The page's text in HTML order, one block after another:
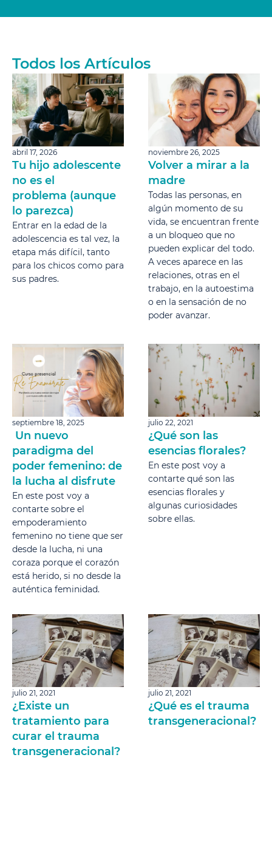
Todos los Artículos
abril 17, 2026
Tu hijo adolescente
no es el
problema (aunque
lo parezca)
Entrar en la edad de la
adolescencia es tal vez, la
etapa más difícil, tanto
para los chicos como para
sus padres.
noviembre 26, 2025
Volver a mirar a la
madre
Todas las personas, en
algún momento de su
vida, se encuentran frente
a un bloqueo que no
pueden explicar del todo.
A veces aparece en las
relaciones, otras en el
trabajo, en la autoestima
o en la sensación de no
poder avanzar.
septiembre 18, 2025
Un nuevo
paradigma del
poder femenino: de
la lucha al disfrute
En este post voy a
contarte sobre el
empoderamiento
femenino no tiene que ser
desde la lucha, ni una
coraza porque el corazón
está herido, si no desde la
auténtica feminidad.
julio 22, 2021
¿Qué son las
esencias florales?
En este post voy a
contarte qué son las
esencias florales y
algunas curiosidades
sobre ellas.
julio 21, 2021
¿Existe un
tratamiento para
curar el trauma
transgeneracional?
julio 21, 2021
¿Qué es el trauma
transgeneracional?